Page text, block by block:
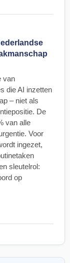
van
die AI inzetten
– niet als
De
van alle
Voor
ingezet,
sleutelrol:
op